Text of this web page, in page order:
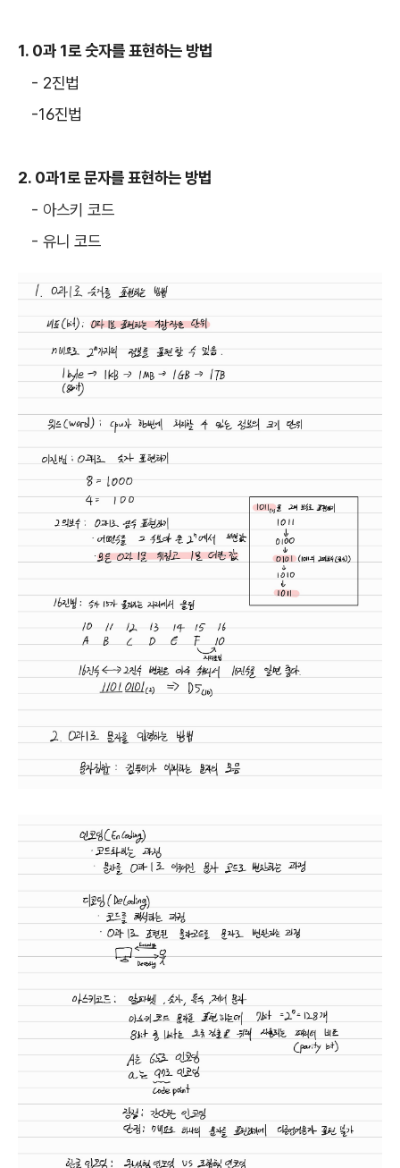
1. 0과 1로 숫자를 표현하는 방법
- 2진법
-16진법
2. 0과1로 문자를 표현하는 방법
- 아스키 코드
- 유니 코드